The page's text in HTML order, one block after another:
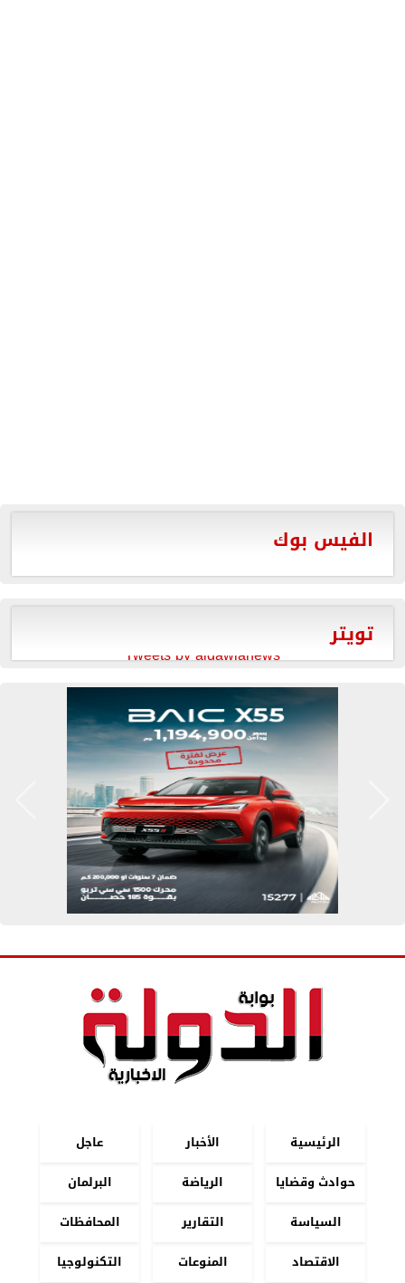
الفيس بوك
تويتر
Tweets by aldawlanews
الرئيسية الأخبار
عاجل
حوادث وقضايا
الرياضة
البرلمان
السياسة
التقارير
المحافظات
الاقتصاد
المنوعات التكنولوجيا